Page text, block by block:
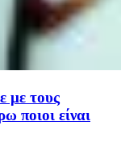
με τους
ποιοι είναι